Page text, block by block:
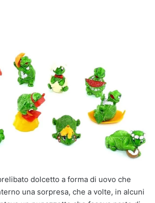
dolcetto a forma di uovo che
una sorpresa, che a volte, in alcuni